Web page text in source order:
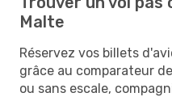
Malte
Réservez vos billets
grâce au comparateur
ou sans escale,